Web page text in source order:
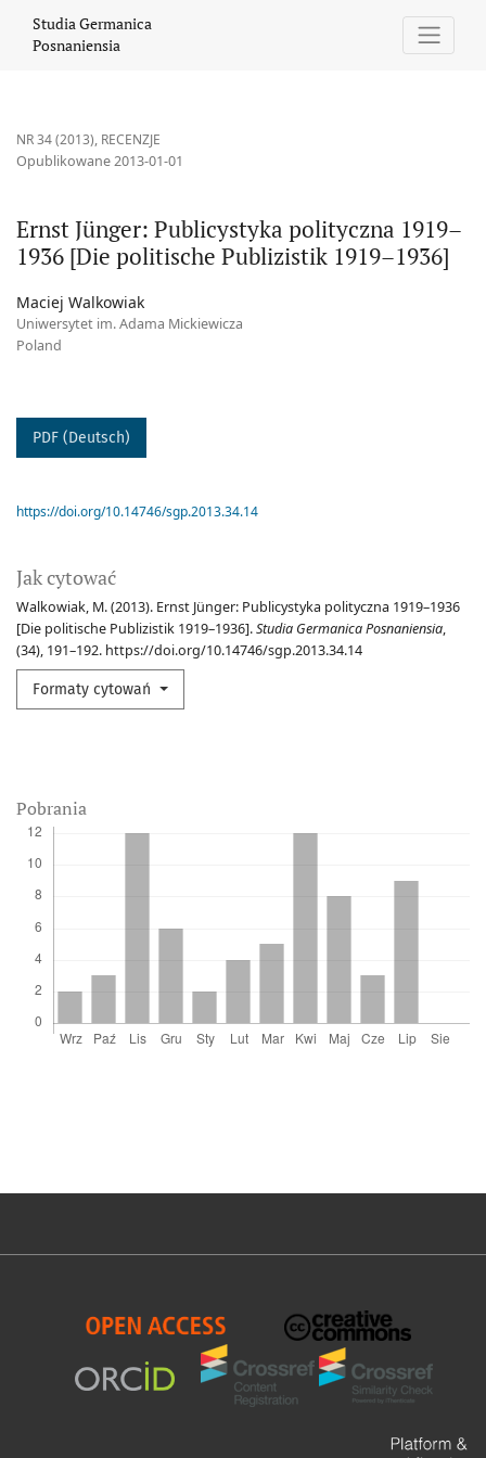
Studia Germanica
Posnaniensia
NR 34 (2013), RECENZJE
Ernst Jünger: Publicystyka polityczna 1919–
1936 [Die politische Publizistik 1919–1936]
Opublikowane 2013-01-01
Maciej Walkowiak
Uniwersytet im. Adama Mickiewicza
Poland
PDF (Deutsch)
Jak cytować
Walkowiak, M. (2013). Ernst Jünger: Publicystyka polityczna 1919–1936
[Die politische Publizistik 1919–1936].Studia Germanica Posnaniensia,
(34), 191–192. https://doi.org/10.14746/sgp.2013.34.14
Formaty cytowań
https://doi.org/10.14746/sgp.2013.34.14
Pobrania